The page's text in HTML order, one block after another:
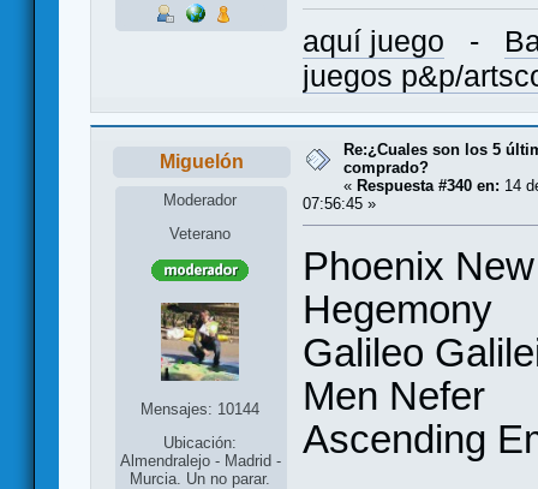
aquí juego -
juegos p&p/
Miguelón
Moderador
Veterano
Mensajes: 10144
Ubicación:
Almendralejo - Madrid -
Murcia. Un no parar.
Re:¿Cuales son los 5
comprado?
« Respuesta #340 en: 14
07:56:45 »
Phoenix
Hegemony
Galileo
Men Nefer
Ascending